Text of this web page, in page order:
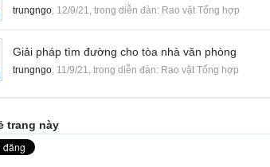
trungngo, 12/9/21, trong diễn đàn: Rao vặt Tổng hợp
Giải pháp tìm đường cho tòa nhà văn phòng
trungngo, 11/9/21, trong diễn đàn: Rao vặt Tổng hợp
trang này